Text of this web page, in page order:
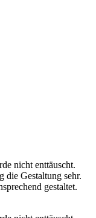
nicht enttäuscht.
die Gestaltung sehr.
gestaltet.